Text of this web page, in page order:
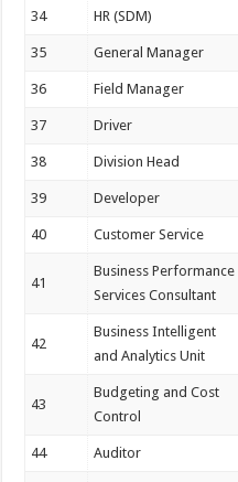
34 HR (SDM)
35 General Manager
36 Field Manager
37 Driver
38 Division Head
39 Developer
40 Customer Service
41
Business Performance
Services Consultant
42
Business Intelligent
and Analytics Unit
43
Budgeting and Cost
Control
44 Auditor